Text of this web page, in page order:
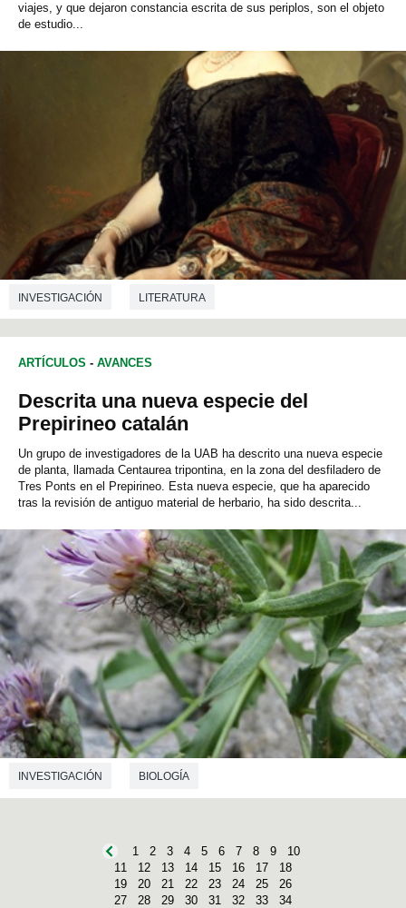
viajes, y que dejaron constancia escrita de sus periplos, son el objeto
de estudio...
INVESTIGACIÓN LITERATURA
ARTÍCULOS - AVANCES
Descrita una nueva especie del
Prepirineo catalán
Un grupo de investigadores de la UAB ha descrito una nueva especie
de planta, llamada Centaurea tripontina, en la zona del desfiladero de
Tres Ponts en el Prepirineo. Esta nueva especie, que ha aparecido
tras la revisión de antiguo material de herbario, ha sido descrita...
INVESTIGACIÓN BIOLOGÍA
1 2 3 4 5 6 7 8 9
10
11
12 13 14 15 16 17
18
19
20 21 22 23 24 25
26
27
28 29 30 31 32 33
34